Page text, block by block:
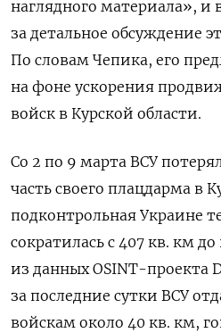
наглядного материала», и
за детальное обсуждение
По словам Чепика, его
на фоне ускорения
войск в Курской области.
Со 2 по 9 марта ВСУ
часть своего плацдарма в
подконтрольная Украине
сократилась с 407 кв. км
из данных OSINT-проекта
за последние сутки ВСУ
войскам около 40 кв. км,